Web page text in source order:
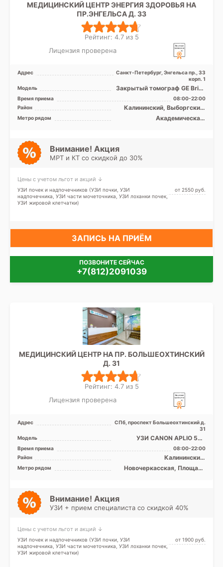
МЕДИЦИНСКИЙ ЦЕНТР ЭНЕРГИЯ ЗДОРОВЬЯ НА
ПР.ЭНГЕЛЬСА Д. 33
Рейтинг: 4.7 из 5
Лицензия проверена
Адрес
Санкт-Петербург, Энгельса пр., 33
корп. 1
Модель
Закрытый томограф GE Brivo
MR355 1.5 Тесла, КТ GЕ 16
срезов, УЗИ экспе ...
Время приема
08:00-22:00
Район
Калининский, Выборгский,
Кронштадтский, Курортный,
Петроградский, Приморский,
Метро рядом
Академическая,
Петроградская, Пионерская,
Политехническая, Проспект
Внимание! Акция
МРТ и КТ со скидкой до 30%
Цены с учетом льгот и акций ↓
УЗИ почек и надпочечников (УЗИ почки, УЗИ
надпочечника, УЗИ части мочеточника, УЗИ лоханки почек,
УЗИ жировой клетчатки)
от 2550 pуб.
ЗАПИСЬ НА ПРИЁМ
ПОЗВОНИТЕ СЕЙЧАС
+7(812)2091039
МЕДИЦИНСКИЙ ЦЕНТР НА ПР. БОЛЬШЕОХТИНСКИЙ
Д. 31
Рейтинг: 4.7 из 5
Лицензия проверена
Адрес
СПб, проспект Большеохтинский д.
31
Модель
УЗИ CANON APLIO 500
экспертного класса
Время приема
08:00-22:00
Район
Калининский,
Красногвардейский
Метро рядом
Новочеркасская, Площадь
Внимание! Акция
УЗИ + прием специалиста со скидкой 40%
Цены с учетом льгот и акций ↓
УЗИ почек и надпочечников (УЗИ почки, УЗИ
надпочечника, УЗИ части мочеточника, УЗИ лоханки почек,
УЗИ жировой клетчатки)
от 1900 pуб.